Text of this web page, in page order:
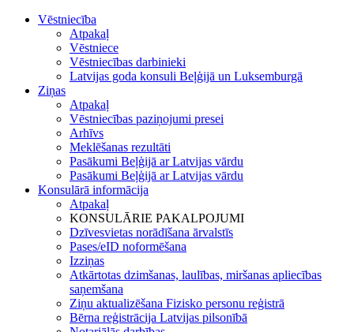
Vēstniecība
Atpakaļ
Vēstniece
Vēstniecības darbinieki
Latvijas goda konsuli Beļģijā un Luksemburgā
Ziņas
Atpakaļ
Vēstniecības paziņojumi presei
Arhīvs
Meklēšanas rezultāti
Pasākumi Beļģijā ar Latvijas vārdu
Pasākumi Beļģijā ar Latvijas vārdu
Konsulārā informācija
Atpakaļ
KONSULĀRIE PAKALPOJUMI
Dzīvesvietas norādīšana ārvalstīs
Pases/eID noformēšana
Izziņas
Atkārtotas dzimšanas, laulības, miršanas apliecības
saņemšana
Ziņu aktualizēšana Fizisko personu reģistrā
Bērna reģistrācija Latvijas pilsonībā